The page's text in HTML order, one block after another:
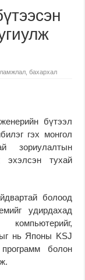
бахархал
бүтээл
гэх монгол
зориулалтын
эхэлсэн тухай
болоод
удирдахад
нь Японы KSJ
болон